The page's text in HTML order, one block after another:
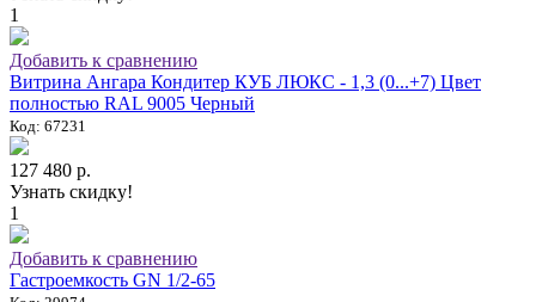
1
Добавить к сравнению
Витрина Ангара Кондитер КУБ ЛЮКС - 1,3 (0...+7) Цвет
полностью RAL 9005 Черный
Код: 67231
127 480 р.
Узнать скидку!
1
Добавить к сравнению
Гастроемкость GN 1/2-65